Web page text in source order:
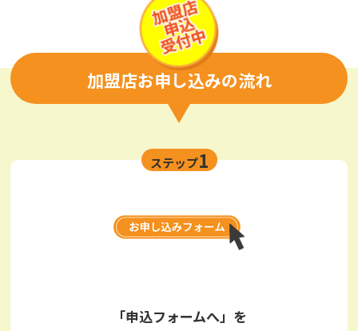
加盟店お申し込みの流れ
ステップ1
「申込フォームへ」を